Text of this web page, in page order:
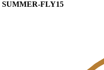
SUMMER-FLY15